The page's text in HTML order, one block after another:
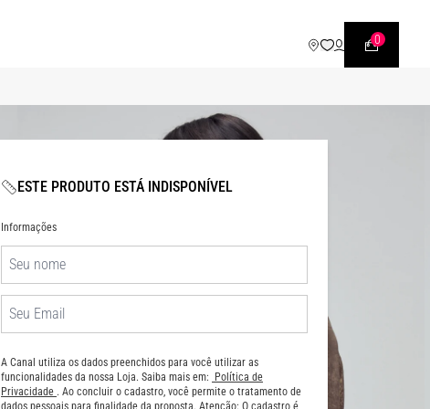
0
ESTE PRODUTO ESTÁ INDISPONÍVEL
Informações
A Canal utiliza os dados preenchidos para você utilizar as
funcionalidades da nossa Loja. Saiba mais em:
Política de
Privacidade . Ao concluir o cadastro, você permite o tratamento de
dados pessoais para finalidade da proposta. Atenção: O cadastro é